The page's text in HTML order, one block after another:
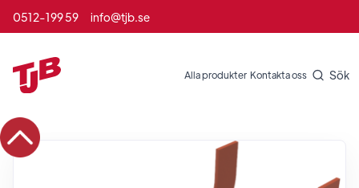
0512-199 59 info@tjb.se
Alla produkter Kontakta oss Sök